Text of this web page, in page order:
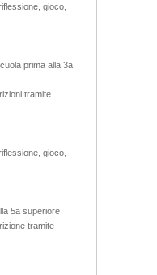
gioco,
prima alla 3a
tramite
gioco,
5a superiore
tramite